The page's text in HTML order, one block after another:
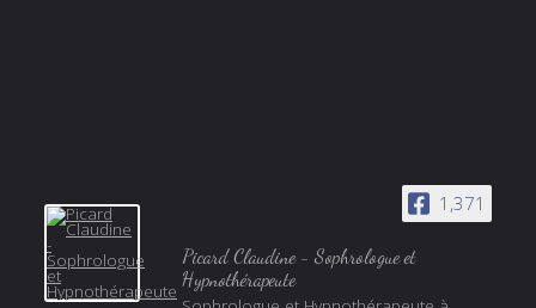
1,371
Picard Claudine - Sophrologue et
Hypnothérapeute